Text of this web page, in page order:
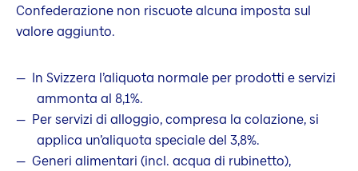
Confederazione non riscuote alcuna imposta sul
valore aggiunto.
In Svizzera l’aliquota normale per prodotti e servizi
ammonta al 8,1%.
Per servizi di alloggio, compresa la colazione, si
applica un’aliquota speciale del 3,8%.
Generi alimentari (incl. acqua di rubinetto),